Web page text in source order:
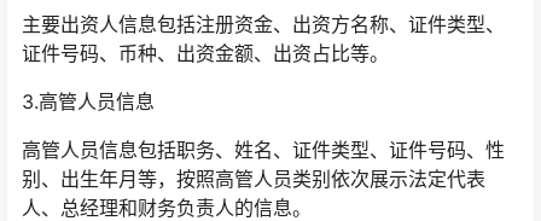
主要出资人信息包括注册资金、出资方名称、证件类型、
证件号码、币种、出资金额、出资占比等。
3.高管人员信息
高管人员信息包括职务、姓名、证件类型、证件号码、性
别、出生年月等，按照高管人员类别依次展示法定代表
人、总经理和财务负责人的信息。